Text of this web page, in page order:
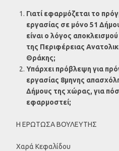
Γιατί εφαρμόζεται το
εργασίας σε μόνο 51
είναι ο λόγος
της Περιφέρειας
Θράκης;
Υπάρχει πρόβλεψη για
εργασίας 8μηνης
Δήμους της χώρας, για
εφαρμοστεί;
Η ΕΡΩΤΩΣΑ ΒΟΥΛΕΥΤΗΣ
Χαρά Κεφαλίδου